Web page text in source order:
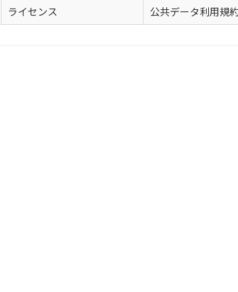
ライセンス 公共データ利用規